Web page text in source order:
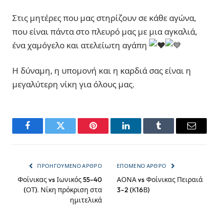
Στις μητέρες που μας στηρίζουν σε κάθε αγώνα,
που είναι πάντα στο πλευρό μας με μια αγκαλιά,
ένα χαμόγελο και ατελείωτη αγάπη
Η δύναμη, η υπομονή και η καρδιά σας είναι η
μεγαλύτερη νίκη για όλους μας.
FacebookTwitter Pinterest LinkedInTumblr Email
ΠΡΟΗΓΟΎΜΕΝΟ ΆΡΘΡΟ
Φοίνικας vs Ιωνικός 55-40
(ΟΤ). Νίκη πρόκριση στα
ημιτελικά
ΕΠΌΜΕΝΟ ΆΡΘΡΟ
ΑΟΝΑ vs Φοίνικας Πειραιά
3-2 (Κ16Β)